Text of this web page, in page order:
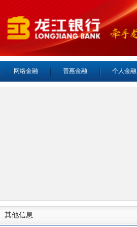
网络金融 普惠金融 个人金融
其他信息